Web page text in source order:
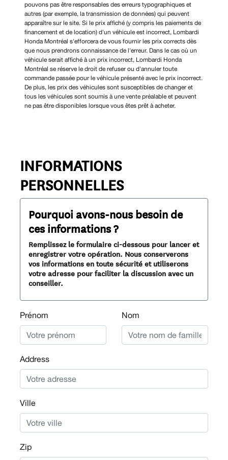
pouvons pas être responsables des erreurs typographiques et
autres (par exemple, la transmission de données) qui peuvent
apparaître sur le site. Si le prix affiché (y compris les paiements de
financement et de location) d'un véhicule est incorrect, Lombardi
Honda Montréal s'efforcera de vous fournir les prix corrects dès
que nous prendrons connaissance de l'erreur. Dans le cas où un
véhicule serait affiché à un prix incorrect, Lombardi Honda
Montréal se réserve le droit de refuser ou d'annuler toute
commande passée pour le véhicule présenté avec le prix incorrect.
De plus, les prix des véhicules sont susceptibles de changer et
tous les véhicules sont soumis à une vente préalable et peuvent
ne pas être disponibles lorsque vous êtes prêt à acheter.
INFORMATIONS
PERSONNELLES
Pourquoi avons-nous besoin de
ces informations ?
Remplissez le formulaire ci-dessous pour lancer et
enregistrer votre opération. Nous conserverons
vos informations en toute sécurité et utiliserons
votre adresse pour faciliter la discussion avec un
conseiller.
Prénom Nom
Address
Ville
Zip